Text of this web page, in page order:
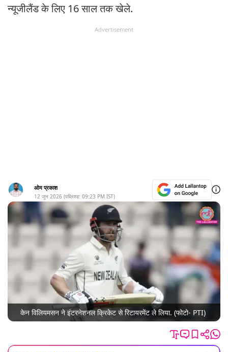
न्यूजीलैंड के लिए 16 साल तक खेले.
Advertisement
ओम प्रकाश
12 जून 2026 (पब्लिश्ड: 09:23 PM IST)
केन विलियमसन ने इंटरनेशनल क्रिकेट से रिटायरमेंट ले लिया. (फोटो- PTI)